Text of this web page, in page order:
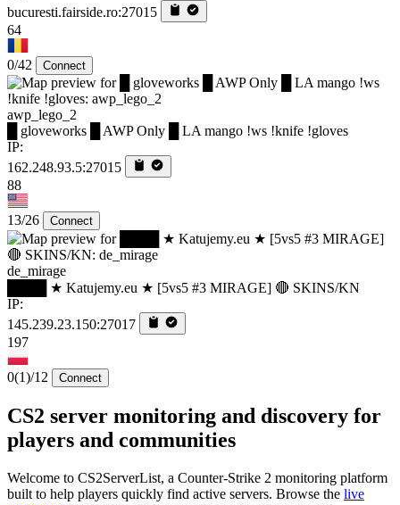
bucuresti.fairside.ro:27015
64
0/42 Connect
awp_lego_2
█ gloveworks █ AWP Only █ LA mango !ws !knife !gloves
IP:
162.248.93.5:27015
88
13/26 Connect
de_mirage
████ ★ Katujemy.eu ★ [5vs5 #3 MIRAGE] 🔴 SKINS/KN
IP:
145.239.23.150:27017
197
0(1)/12 Connect
CS2 server monitoring and discovery for
players and communities
Welcome to CS2ServerList, a Counter-Strike 2 monitoring platform
built to help players quickly find active servers. Browse the live